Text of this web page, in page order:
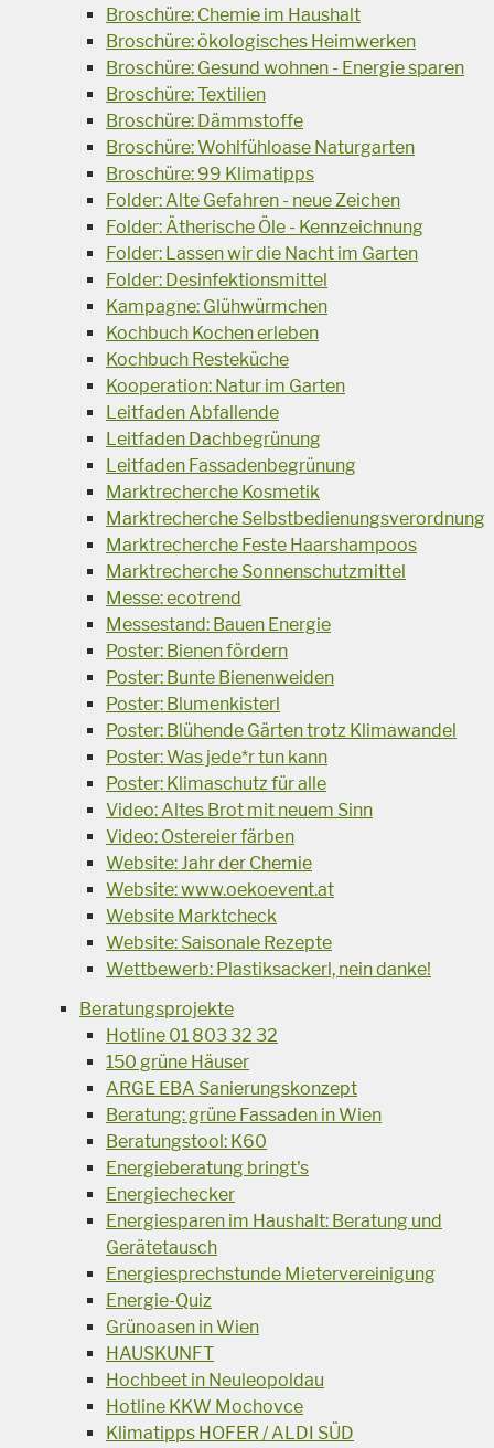
Broschüre: Chemie im Haushalt
Broschüre: ökologisches Heimwerken
Broschüre: Gesund wohnen - Energie sparen
Broschüre: Textilien
Broschüre: Dämmstoffe
Broschüre: Wohlfühloase Naturgarten
Broschüre: 99 Klimatipps
Folder: Alte Gefahren - neue Zeichen
Folder: Ätherische Öle - Kennzeichnung
Folder: Lassen wir die Nacht im Garten
Folder: Desinfektionsmittel
Kampagne: Glühwürmchen
Kochbuch Kochen erleben
Kochbuch Resteküche
Kooperation: Natur im Garten
Leitfaden Abfallende
Leitfaden Dachbegrünung
Leitfaden Fassadenbegrünung
Marktrecherche Kosmetik
Marktrecherche Selbstbedienungsverordnung
Marktrecherche Feste Haarshampoos
Marktrecherche Sonnenschutzmittel
Messe: ecotrend
Messestand: Bauen Energie
Poster: Bienen fördern
Poster: Bunte Bienenweiden
Poster: Blumenkisterl
Poster: Blühende Gärten trotz Klimawandel
Poster: Was jede*r tun kann
Poster: Klimaschutz für alle
Video: Altes Brot mit neuem Sinn
Video: Ostereier färben
Website: Jahr der Chemie
Website: www.oekoevent.at
Website Marktcheck
Website: Saisonale Rezepte
Wettbewerb: Plastiksackerl, nein danke!
Beratungsprojekte
Hotline 01 803 32 32
150 grüne Häuser
ARGE EBA Sanierungskonzept
Beratung: grüne Fassaden in Wien
Beratungstool: K60
Energieberatung bringt's
Energiechecker
Energiesparen im Haushalt: Beratung und
Gerätetausch
Energiesprechstunde Mietervereinigung
Energie-Quiz
Grünoasen in Wien
HAUSKUNFT
Hochbeet in Neuleopoldau
Hotline KKW Mochovce
Klimatipps HOFER / ALDI SÜD